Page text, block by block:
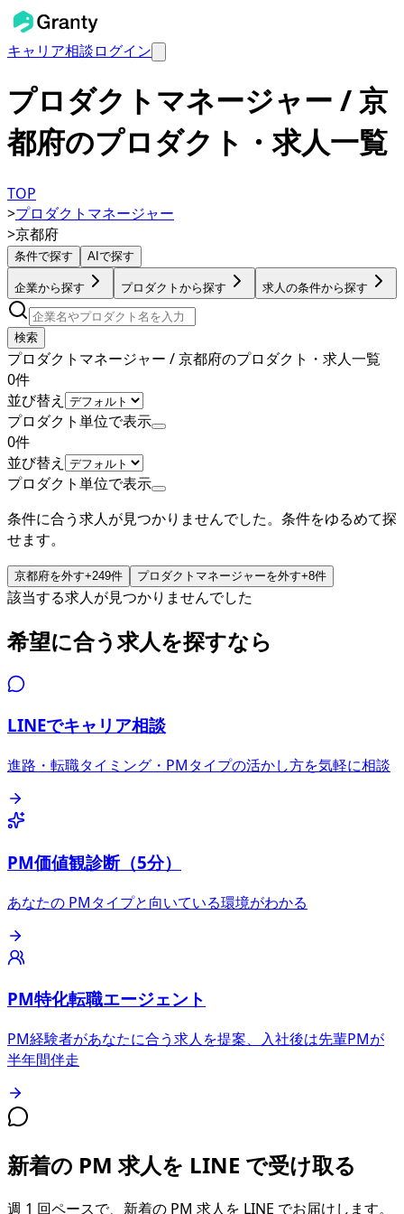
キャリア相談ログイン
プロダクトマネージャー / 京
都府のプロダクト・求人一覧
TOP
>プロダクトマネージャー
>京都府
条件で探す AIで探す
企業から探す プロダクトから探す 求人の条件から探す
検索
プロダクトマネージャー / 京都府のプロダクト・求人一覧
0件
並び替え
プロダクト単位で表示
0件
並び替え
プロダクト単位で表示
条件に合う求人が見つかりませんでした。条件をゆるめて探
せます。
京都府を外す+249件 プロダクトマネージャーを外す+8件
該当する求人が見つかりませんでした
希望に合う求人を探すなら
LINEでキャリア相談
進路・転職タイミング・PMタイプの活かし方を気軽に相談
PM価値観診断（5分）
あなたの PMタイプと向いている環境がわかる
PM特化転職エージェント
PM経験者があなたに合う求人を提案、入社後は先輩PMが
半年間伴走
新着の PM 求人を LINE で受け取る
週 1 回ペースで、新着の PM 求人を LINE でお届けします。